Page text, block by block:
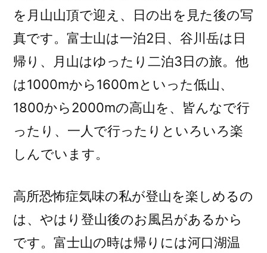
を月山山頂で迎え、日の出を見た後の写
真です。富士山は一泊2日、谷川岳は日
帰り、月山はゆったり二泊3日の旅。他
は1000mから1600mといった低山、
1800から2000mの高山を、皆んなで行
ったり、一人で行ったりといろいろ楽
しんでいます。
高所恐怖症気味の私が登山を楽しめるの
は、やはり登山後のお風呂があるから
です。富士山の時は帰りには河口湖温